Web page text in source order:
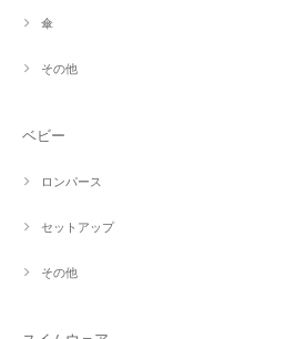
傘
その他
ベビー
ロンパース
セットアップ
その他